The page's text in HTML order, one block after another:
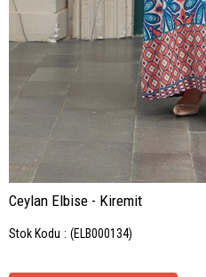
Ceylan Elbise - Kiremit
Stok Kodu (ELB000134)